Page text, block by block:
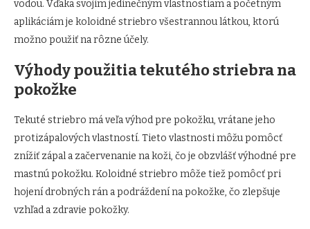
vodou. Vďaka svojim jedinečným vlastnostiam a početným
aplikáciám je koloidné striebro všestrannou látkou, ktorú
možno použiť na rôzne účely.
Výhody použitia tekutého striebra na
pokožke
Tekuté striebro má veľa výhod pre pokožku, vrátane jeho
protizápalových vlastností. Tieto vlastnosti môžu pomôcť
znížiť zápal a začervenanie na koži, čo je obzvlášť výhodné pre
mastnú pokožku. Koloidné striebro môže tiež pomôcť pri
hojení drobných rán a podráždení na pokožke, čo zlepšuje
vzhľad a zdravie pokožky.